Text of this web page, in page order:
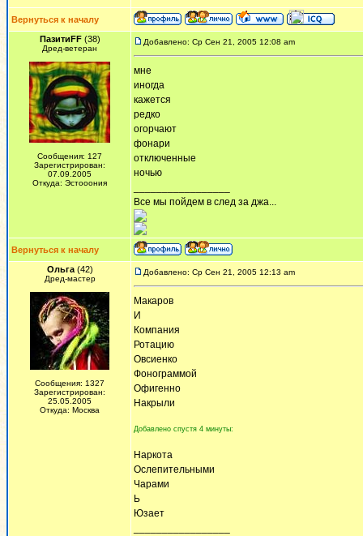
Вернуться к началу
ПазитиFF(38)
Дред-ветеран
Сообщения: 127
Зарегистрирован:
07.09.2005
Откуда: Эстооония
Добавлено: Ср Сен 21, 2005 12:08 am
мне
иногда
кажется
редко
огорчают
фонари
отключенные
ночью
Все мы пойдем в след за джа...
Вернуться к началу
Ольга(42)
Дред-мастер
Сообщения: 1327
Зарегистрирован:
25.05.2005
Откуда: Москва
Добавлено: Ср Сен 21, 2005 12:13 am
Макаров
И
Компания
Ротацию
Овсиенко
Фонограммой
Офигенно
Накрыли
Добавлено спустя 4 минуты:
Наркота
Ослепительными
Чарами
Ь
Юзает